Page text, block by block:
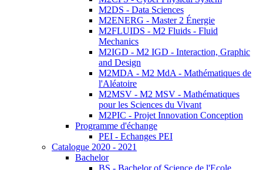
M2DS - Data Sciences
M2ENERG - Master 2 Énergie
M2FLUIDS - M2 Fluids - Fluid
Mechanics
M2IGD - M2 IGD - Interaction, Graphic
and Design
M2MDA - M2 MdA - Mathématiques de
l'Aléatoire
M2MSV - M2 MSV - Mathématiques
pour les Sciences du Vivant
M2PIC - Projet Innovation Conception
Programme d'échange
PEI - Echanges PEI
Catalogue 2020 - 2021
Bachelor
BS - Bachelor of Science de l'Ecole